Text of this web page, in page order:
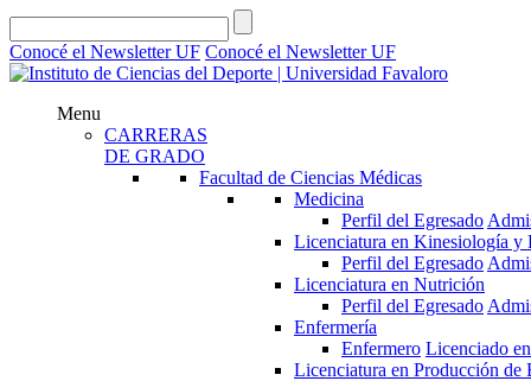
Conocé el Newsletter UF Conocé el Newsletter UF
Menu
CARRERAS
DE GRADO
Facultad de Ciencias Médicas
Medicina
Perfil del Egresado
Licenciatura en Kinesiología y
Perfil del Egresado
Licenciatura en Nutrición
Perfil del Egresado
Enfermería
Enfermero Licenciado
Licenciatura en Producción de